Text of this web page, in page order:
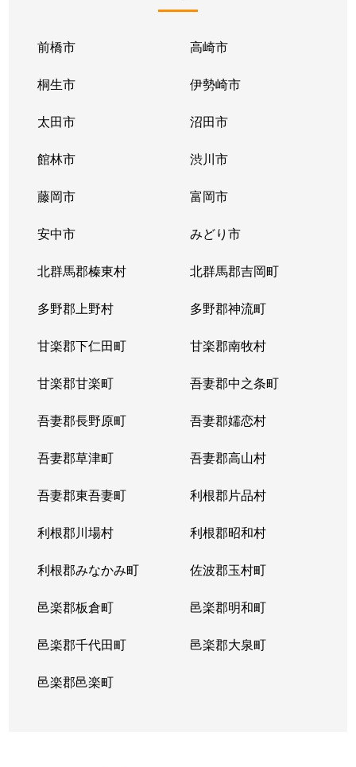
前橋市 高崎市
桐生市 伊勢崎市
太田市 沼田市
館林市 渋川市
藤岡市 富岡市
安中市 みどり市
北群馬郡榛東村 北群馬郡吉岡町
多野郡上野村 多野郡神流町
甘楽郡下仁田町 甘楽郡南牧村
甘楽郡甘楽町 吾妻郡中之条町
吾妻郡長野原町 吾妻郡嬬恋村
吾妻郡草津町 吾妻郡高山村
吾妻郡東吾妻町 利根郡片品村
利根郡川場村 利根郡昭和村
利根郡みなかみ町 佐波郡玉村町
邑楽郡板倉町 邑楽郡明和町
邑楽郡千代田町 邑楽郡大泉町
邑楽郡邑楽町